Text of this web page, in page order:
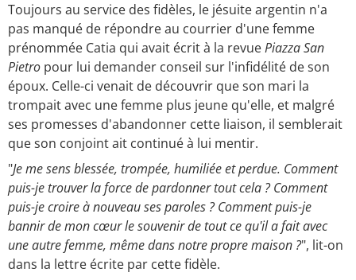
Toujours au service des fidèles, le jésuite argentin n'a
pas manqué de répondre au courrier d'une femme
prénommée Catia qui avait écrit à la revuePiazza San
Pietro pour lui demander conseil sur l'infidélité de son
époux. Celle-ci venait de découvrir que son mari la
trompait avec une femme plus jeune qu'elle, et malgré
ses promesses d'abandonner cette liaison, il semblerait
que son conjoint ait continué à lui mentir.
"Je me sens blessée, trompée, humiliée et perdue. Comment
puis-je trouver la force de pardonner tout cela ? Comment
puis-je croire à nouveau ses paroles ? Comment puis-je
bannir de mon cœur le souvenir de tout ce qu'il a fait avec
une autre femme, même dans notre propre maison ?", lit-on
dans la lettre écrite par cette fidèle.